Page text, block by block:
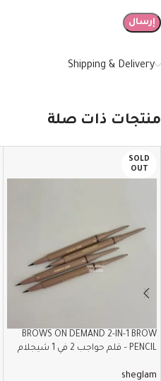
Shipping & Delivery
منتجات ذات صلة
SOLD
OUT
BROWS ON DEMAND 2-IN-1 BROW
PENCIL – قلم حواجب 2 في 1 شيجلام
sheglam